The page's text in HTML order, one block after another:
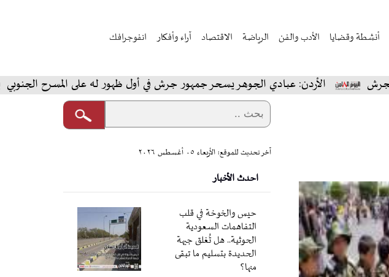
أنشطة وقضايا الأدب والفن الرياضة الاقتصاد آراء وأفكار انفوجرافك
الأردن: عبادي الجوهر يسحر جمهور جرش في أول ظهور له على المسرح الجنوبي
آخر تحديث للموقع: الأربعاء ٠٥ أغسطس ٢٠٢٦
احدث الأخبار
حيس والخوخة في قلب
التفاهمات السعودية
الحوثية.. هل تُغلق جبهة
الحديدة بتسليم ما تبقى
منها؟